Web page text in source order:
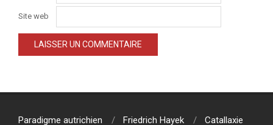
Site web
Paradigme autrichien Friedrich Hayek Catallaxie